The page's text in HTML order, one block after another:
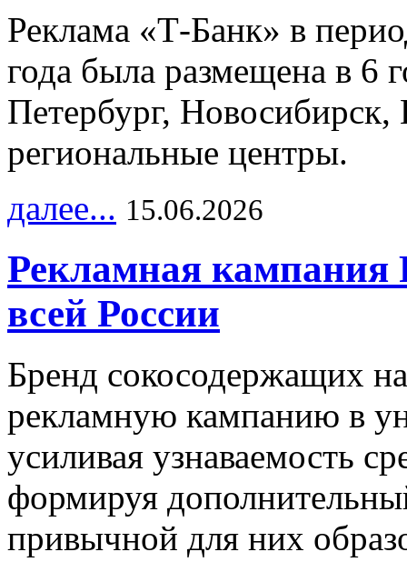
Реклама «Т-Банк» в
года была размещена в 6
Петербург,
региональные центры.
далее... 15.06.2026
Рекламная
всей России
Бренд сокосодержащих
рекламную кампанию в
усиливая узнаваемость
формируя
привычной для них